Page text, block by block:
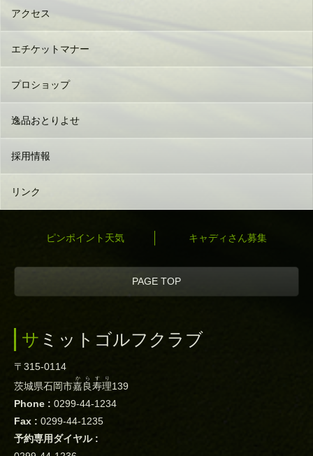
アクセス
エチケットマナー
プロショップ
逸品おとりよせ
採用情報
リンク
ピンポイント天気 キャディさん募集
PAGE TOP
サミットゴルフクラブ
〒315-0114
茨城県石岡市嘉良寿理
からすり
139
Phone : 0299-44-1234
Fax : 0299-44-1235
予約専用ダイヤル :